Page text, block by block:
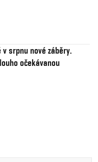
v srpnu nové záběry.
očekávanou